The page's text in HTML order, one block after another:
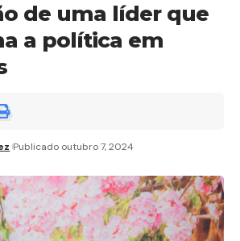
de uma líder que
a política em
Publicado outubro 7, 2024